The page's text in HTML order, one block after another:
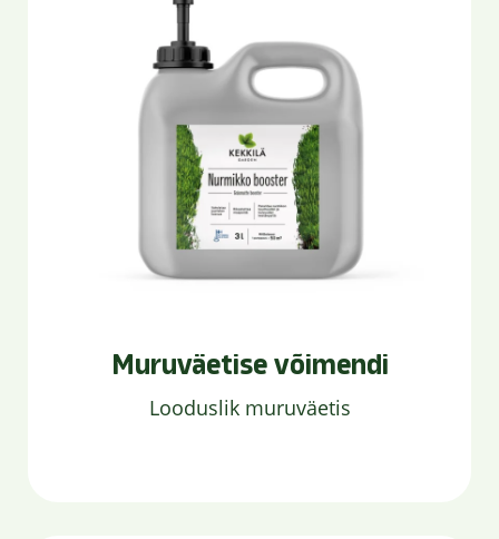
Muruväetise võimendi
Looduslik muruväetis